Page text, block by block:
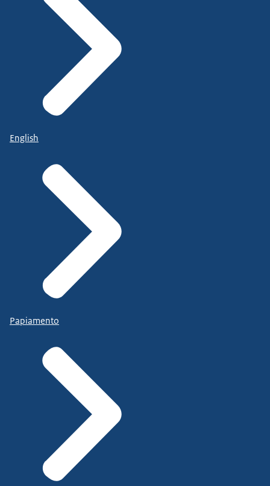
English
Papiamento